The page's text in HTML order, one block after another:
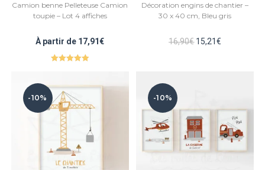
Camion benne Pelleteuse Camion
toupie – Lot 4 affiches
À partir de 17,91€
Décoration engins de chantier –
30 x 40 cm, Bleu gris
16,90€ Le
15,21€
-10% -10%